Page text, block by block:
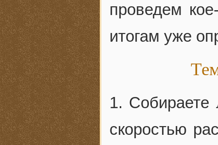
проведем
итогам уже
1. Собираете
скоростью